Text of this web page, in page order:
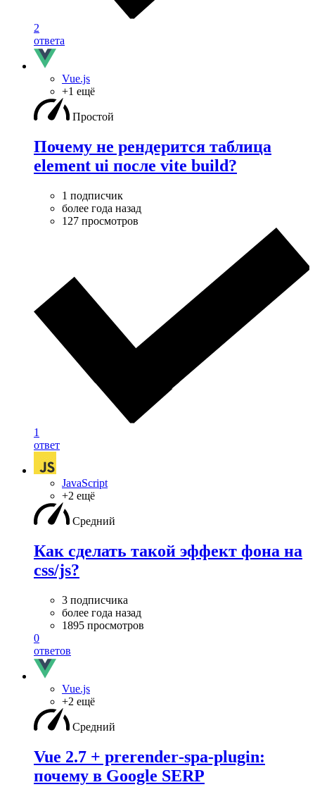
2
ответа
Vue.js
+1 ещё
Простой
Почему не рендерится таблица
element ui после vite build?
1 подписчик
более года назад
127 просмотров
1
ответ
JavaScript
+2 ещё
Средний
Как сделать такой эффект фона на
css/js?
3 подписчика
более года назад
1895 просмотров
0
ответов
Vue.js
+2 ещё
Средний
Vue 2.7 + prerender‑spa‑plugin:
почему в Google SERP